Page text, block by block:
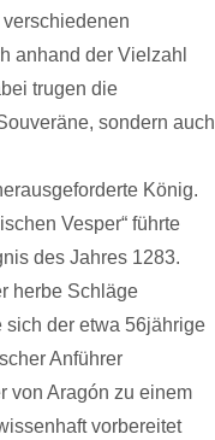
anhand der Vielzahl
trugen die
sondern auch
König.
Vesper“ führte
des Jahres 1283.
herbe Schläge
sich der etwa 56jährige
Anführer
von Aragón zu einem
vorbereitet